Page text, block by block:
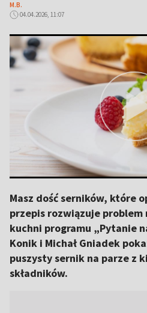
M.B.
04.04.2026, 11:07
Masz dość serników, które
przepis rozwiązuje problem
kuchni programu „Pytanie
Konik i Michał Gniadek
puszysty sernik na parze z
składników.